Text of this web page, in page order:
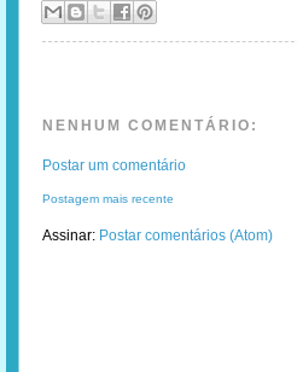
NENHUM COMENTÁRIO:
Postar um comentário
Postagem mais recente
Assinar: Postar comentários (Atom)